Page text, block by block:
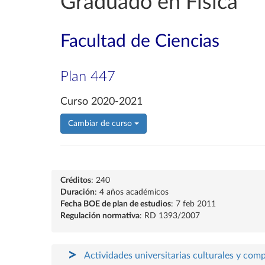
Facultad de Ciencias
Plan 447
Curso 2020-2021
Cambiar de curso
Créditos: 240
Duración: 4 años académicos
Fecha BOE de plan de estudios: 7 feb 2011
Regulación normativa: RD 1393/2007
Actividades universitarias culturales y